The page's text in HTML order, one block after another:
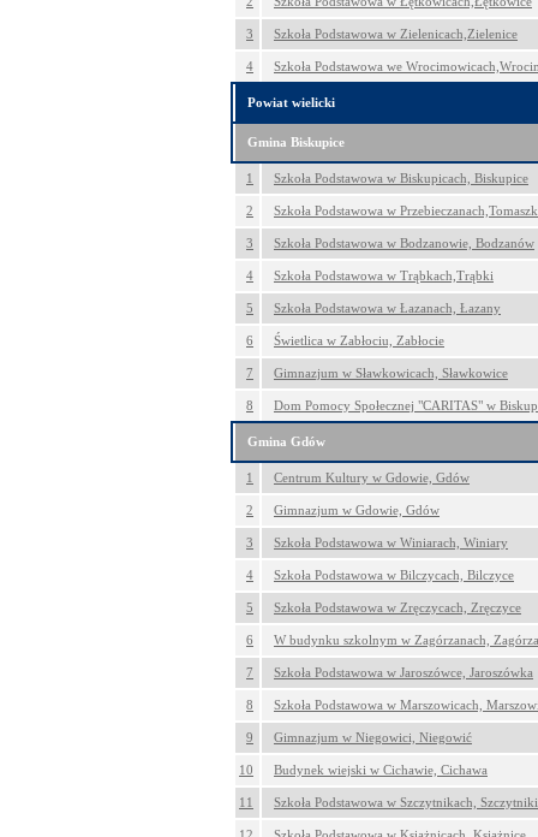
3 Szkoła Podstawowa w Zielenicach,Zielenice
4 Szkoła Podstawowa we
Powiat wielicki
Gmina Biskupice
1 Szkoła Podstawowa w Biskupicach, Biskupice
2 Szkoła Podstawowa w
3 Szkoła Podstawowa w Bodzanowie, Bodzanów
4 Szkoła Podstawowa w Trąbkach,Trąbki
5 Szkoła Podstawowa w Łazanach, Łazany
6 Świetlica w Zabłociu, Zabłocie
7 Gimnazjum w Sławkowicach, Sławkowice
8 Dom Pomocy Społecznej "CARITAS" w
Gmina Gdów
1 Centrum Kultury w Gdowie, Gdów
2 Gimnazjum w Gdowie, Gdów
3 Szkoła Podstawowa w Winiarach, Winiary
4 Szkoła Podstawowa w Bilczycach, Bilczyce
5 Szkoła Podstawowa w Zręczycach, Zręczyce
6 W budynku szkolnym w Zagórzanach,
7 Szkoła Podstawowa w Jaroszówce, Jaroszówka
8 Szkoła Podstawowa w Marszowicach,
9 Gimnazjum w Niegowici, Niegowić
10 Budynek wiejski w Cichawie, Cichawa
11 Szkoła Podstawowa w Szczytnikach, Szczytniki